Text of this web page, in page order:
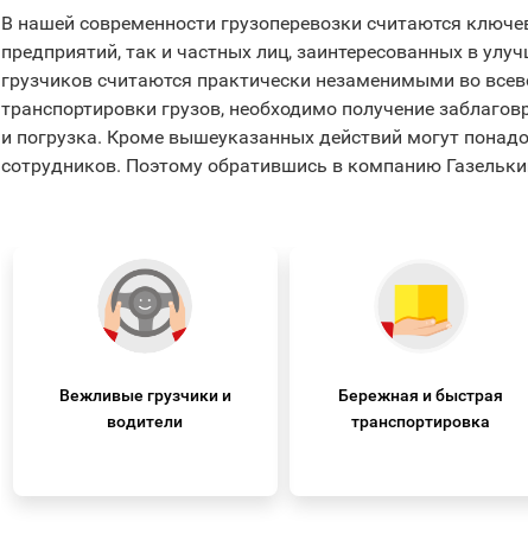
В нашей современности грузоперевозки считаются
предприятий, так и частных лиц, заинтересованных в
грузчиков считаются практически незаменимыми во
транспортировки грузов, необходимо получение
и погрузка. Кроме вышеуказанных действий могут
сотрудников. Поэтому обратившись в компанию
Вежливые грузчики и
водители
Бережная и быстрая
транспортировка